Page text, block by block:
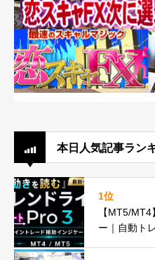
本日人気記事ラン
1位
【MT5/
ー｜自動ト